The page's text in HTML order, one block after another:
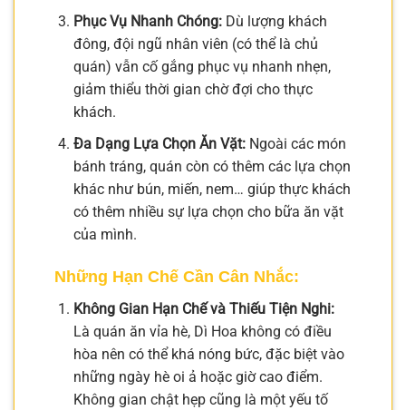
Phục Vụ Nhanh Chóng:Dù lượng khách
đông, đội ngũ nhân viên (có thể là chủ
quán) vẫn cố gắng phục vụ nhanh nhẹn,
giảm thiểu thời gian chờ đợi cho thực
khách.
Đa Dạng Lựa Chọn Ăn Vặt:Ngoài các món
bánh tráng, quán còn có thêm các lựa chọn
khác như bún, miến, nem… giúp thực khách
có thêm nhiều sự lựa chọn cho bữa ăn vặt
của mình.
Những Hạn Chế Cần Cân Nhắc:
Không Gian Hạn Chế và Thiếu Tiện Nghi:
Là quán ăn vỉa hè, Dì Hoa không có điều
hòa nên có thể khá nóng bức, đặc biệt vào
những ngày hè oi ả hoặc giờ cao điểm.
Không gian chật hẹp cũng là một yếu tố